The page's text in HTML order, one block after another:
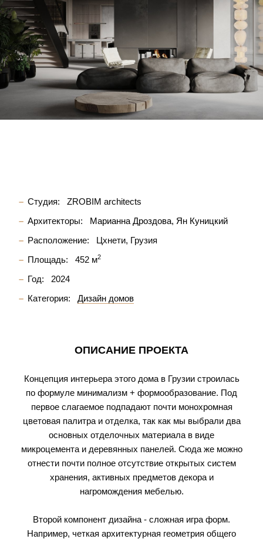
Студия:
ZROBIM architects
Архитекторы:
Марианна Дроздова Ян Куницкий
Расположение:
Цхнети, Грузия
Площадь:
452 м2
Год:
2024
Категория:
Дизайн домов
ОПИСАНИЕ ПРОЕКТА
Концепция интерьера этого дома в Грузии строилась
по формуле минимализм + формообразование. Под
первое слагаемое подпадают почти монохромная
цветовая палитра и отделка, так как мы выбрали два
основных отделочных материала в виде
микроцемента и деревянных панелей. Сюда же можно
отнести почти полное отсутствие открытых систем
хранения, активных предметов декора и
нагромождения мебелью.
Второй компонент дизайна - сложная игра форм.
Например, четкая архитектурная геометрия общего